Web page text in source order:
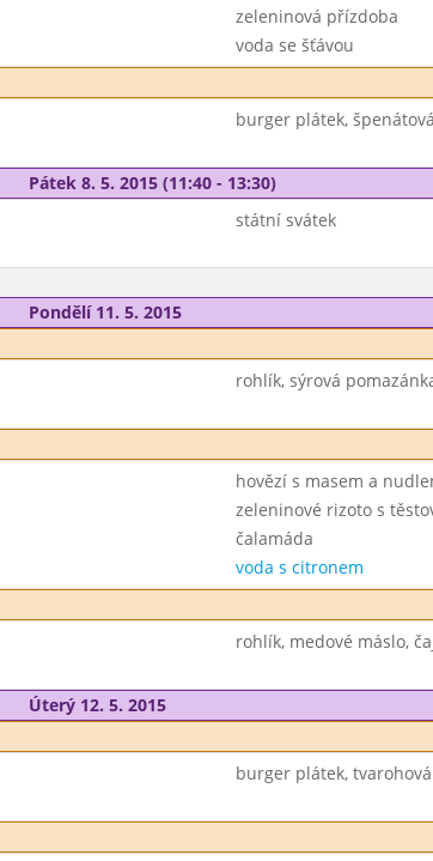
zeleninová přízdoba
voda se šťávou
burger plátek,
Pátek 8. 5. 2015 (11:40 - 13:30)
státní svátek
Pondělí 11. 5. 2015
rohlík, sýrová
hovězí s masem a
zeleninové rizoto s
čalamáda
voda s citronem
rohlík, medové máslo,
Úterý 12. 5. 2015
burger plátek,